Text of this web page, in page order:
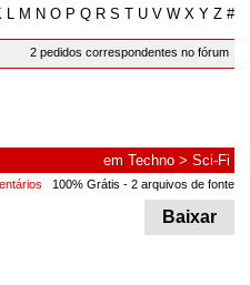
L M N O P Q R S T U V W X Y Z #
2 pedidos correspondentes no fórum
em Techno > Sci-Fi
100% Grátis - 2 arquivos de fonte
Baixar